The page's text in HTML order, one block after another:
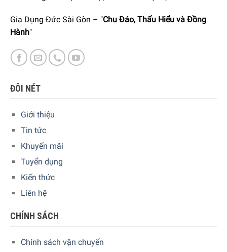
chiếu màu sắc của đồ uống
Gia Dụng Đức Sài Gòn – "Chu Đáo, Thấu Hiểu và Đồng
Hành"
ĐÔI NÉT
Giới thiệu
Tin tức
Khuyến mãi
Tuyển dụng
Kiến thức
Liên hệ
CHÍNH SÁCH
Chính sách vận chuyển